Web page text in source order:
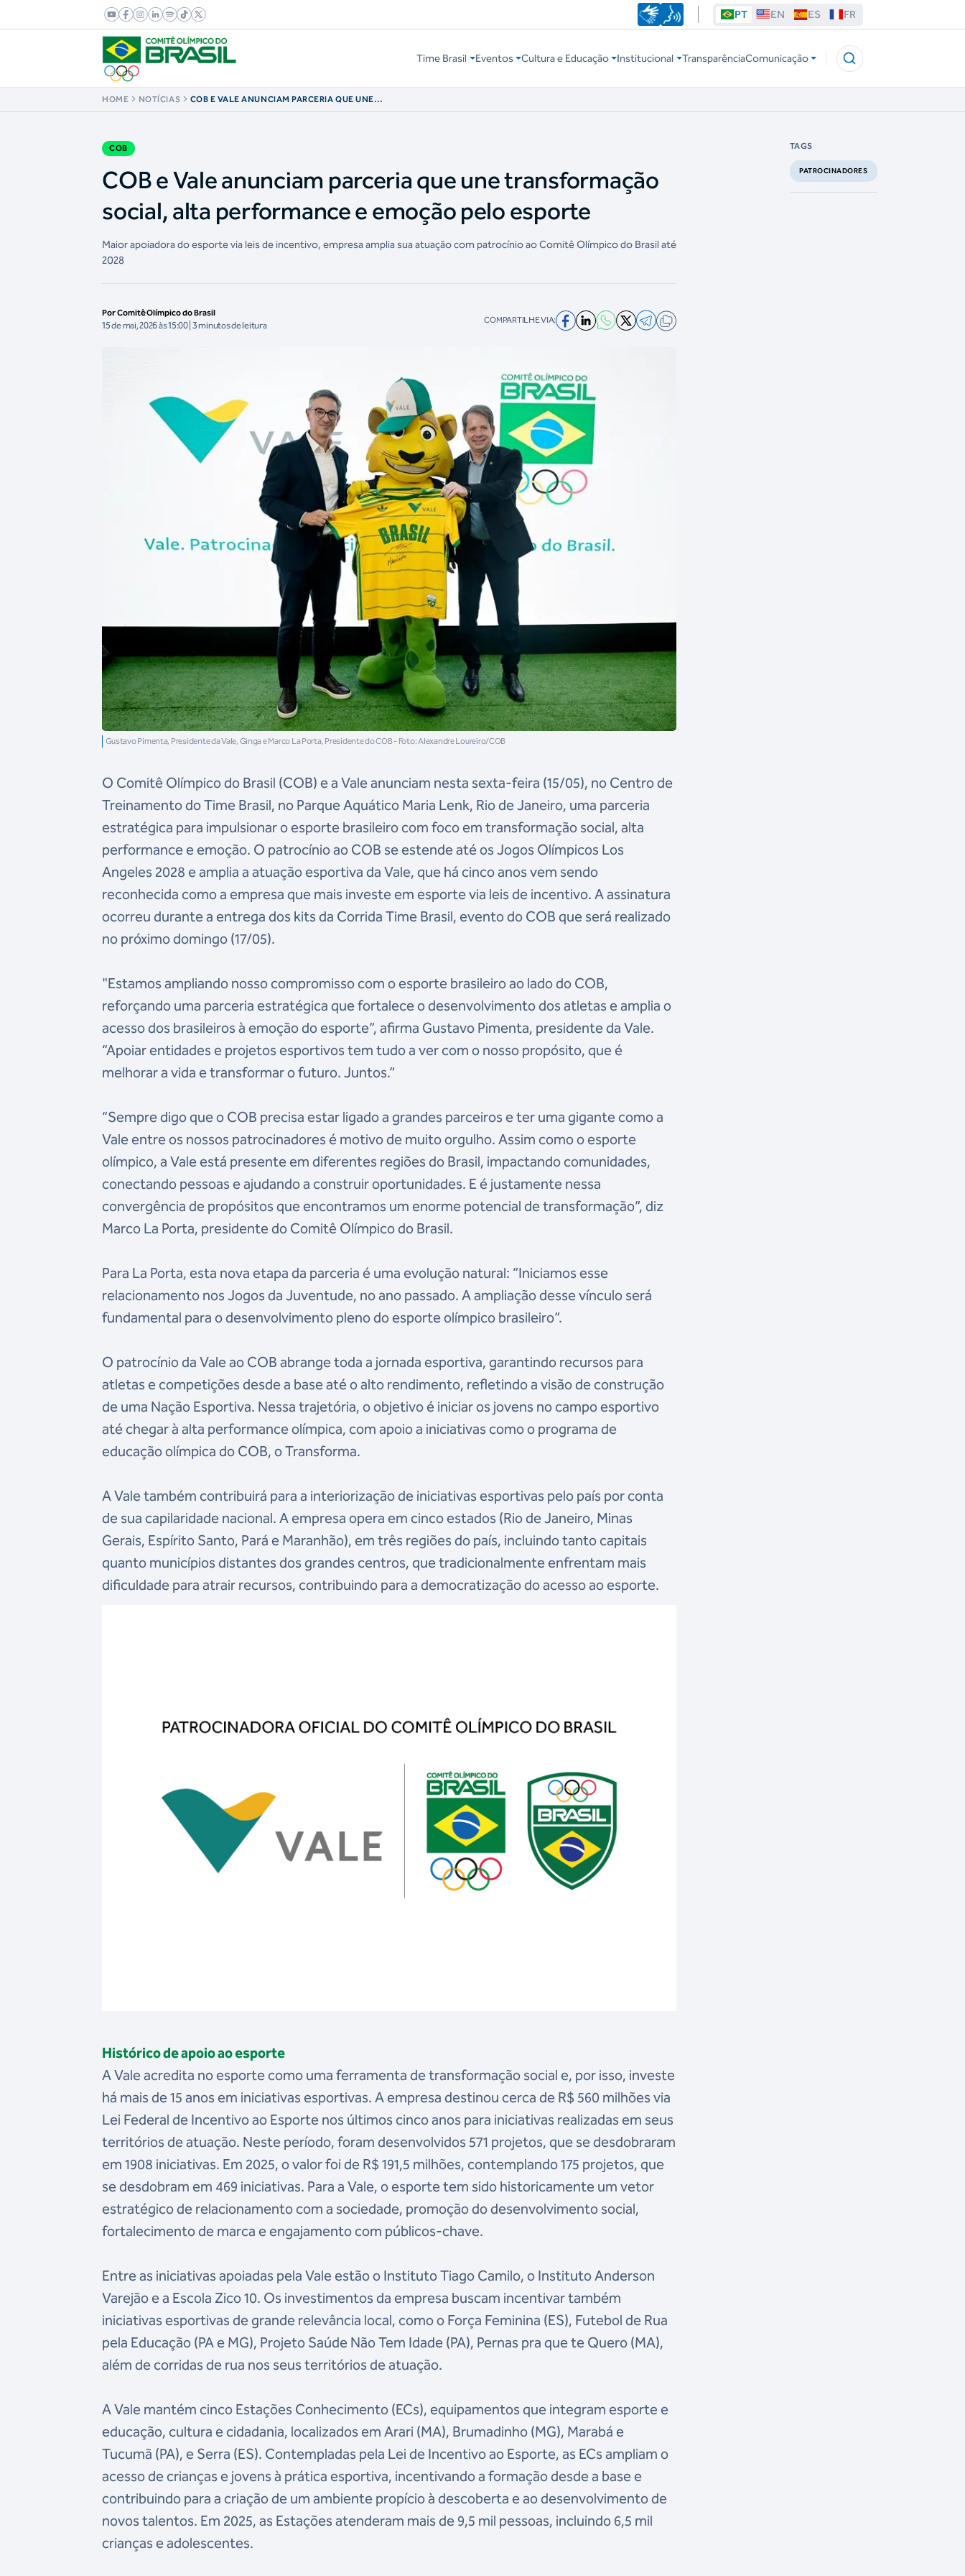
PT EN ES FR
Time Brasil Eventos Cultura e Educação Institucional TransparênciaComunicação
HOME NOTÍCIAS
COB E VALE ANUNCIAM PARCERIA QUE UNE
COB
COB e Vale anunciam parceria que une transformação
social, alta performance e emoção pelo esporte
Maior apoiadora do esporte via leis de incentivo, empresa amplia sua atuação com patrocínio ao Comitê Olímpico do Brasil até
2028
Por Comitê Olímpico do Brasil
15 de mai, 2026 às 15:00 | 3 minutos de leitura COMPARTILHE VIA:
Gustavo Pimenta, Presidente da Vale, Ginga e Marco La Porta, Presidente do COB - Foto: Alexandre Loureiro/COB
O Comitê Olímpico do Brasil (COB) e a Vale anunciam nesta sexta-feira (15/05), no Centro de
Treinamento do Time Brasil, no Parque Aquático Maria Lenk, Rio de Janeiro, uma parceria
estratégica para impulsionar o esporte brasileiro com foco em transformação social, alta
performance e emoção. O patrocínio ao COB se estende até os Jogos Olímpicos Los
Angeles 2028 e amplia a atuação esportiva da Vale, que há cinco anos vem sendo
reconhecida como a empresa que mais investe em esporte via leis de incentivo. A assinatura
ocorreu durante a entrega dos kits da Corrida Time Brasil, evento do COB que será realizado
no próximo domingo (17/05).
"Estamos ampliando nosso compromisso com o esporte brasileiro ao lado do COB,
reforçando uma parceria estratégica que fortalece o desenvolvimento dos atletas e amplia o
acesso dos brasileiros à emoção do esporte”, afirma Gustavo Pimenta, presidente da Vale.
“Apoiar entidades e projetos esportivos tem tudo a ver com o nosso propósito, que é
melhorar a vida e transformar o futuro. Juntos.”
“Sempre digo que o COB precisa estar ligado a grandes parceiros e ter uma gigante como a
Vale entre os nossos patrocinadores é motivo de muito orgulho. Assim como o esporte
olímpico, a Vale está presente em diferentes regiões do Brasil, impactando comunidades,
conectando pessoas e ajudando a construir oportunidades. E é justamente nessa
convergência de propósitos que encontramos um enorme potencial de transformação”, diz
Marco La Porta, presidente do Comitê Olímpico do Brasil.
Para La Porta, esta nova etapa da parceria é uma evolução natural: “Iniciamos esse
relacionamento nos Jogos da Juventude, no ano passado. A ampliação desse vínculo será
fundamental para o desenvolvimento pleno do esporte olímpico brasileiro”.
O patrocínio da Vale ao COB abrange toda a jornada esportiva, garantindo recursos para
atletas e competições desde a base até o alto rendimento, refletindo a visão de construção
de uma Nação Esportiva. Nessa trajetória, o objetivo é iniciar os jovens no campo esportivo
até chegar à alta performance olímpica, com apoio a iniciativas como o programa de
educação olímpica do COB, o Transforma.
A Vale também contribuirá para a interiorização de iniciativas esportivas pelo país por conta
de sua capilaridade nacional. A empresa opera em cinco estados (Rio de Janeiro, Minas
Gerais, Espírito Santo, Pará e Maranhão), em três regiões do país, incluindo tanto capitais
quanto municípios distantes dos grandes centros, que tradicionalmente enfrentam mais
dificuldade para atrair recursos, contribuindo para a democratização do acesso ao esporte.
Histórico de apoio ao esporte
A Vale acredita no esporte como uma ferramenta de transformação social e, por isso, investe
há mais de 15 anos em iniciativas esportivas. A empresa destinou cerca de R$ 560 milhões via
Lei Federal de Incentivo ao Esporte nos últimos cinco anos para iniciativas realizadas em seus
territórios de atuação. Neste período, foram desenvolvidos 571 projetos, que se desdobraram
em 1908 iniciativas. Em 2025, o valor foi de R$ 191,5 milhões, contemplando 175 projetos, que
se desdobram em 469 iniciativas. Para a Vale, o esporte tem sido historicamente um vetor
estratégico de relacionamento com a sociedade, promoção do desenvolvimento social,
fortalecimento de marca e engajamento com públicos-chave.
Entre as iniciativas apoiadas pela Vale estão o Instituto Tiago Camilo, o Instituto Anderson
Varejão e a Escola Zico 10. Os investimentos da empresa buscam incentivar também
iniciativas esportivas de grande relevância local, como o Força Feminina (ES), Futebol de Rua
pela Educação (PA e MG), Projeto Saúde Não Tem Idade (PA), Pernas pra que te Quero (MA),
além de corridas de rua nos seus territórios de atuação.
A Vale mantém cinco Estações Conhecimento (ECs), equipamentos que integram esporte e
educação, cultura e cidadania, localizados em Arari (MA), Brumadinho (MG), Marabá e
Tucumã (PA), e Serra (ES). Contempladas pela Lei de Incentivo ao Esporte, as ECs ampliam o
acesso de crianças e jovens à prática esportiva, incentivando a formação desde a base e
contribuindo para a criação de um ambiente propício à descoberta e ao desenvolvimento de
novos talentos. Em 2025, as Estações atenderam mais de 9,5 mil pessoas, incluindo 6,5 mil
crianças e adolescentes.
TAGS
PATROCINADORES